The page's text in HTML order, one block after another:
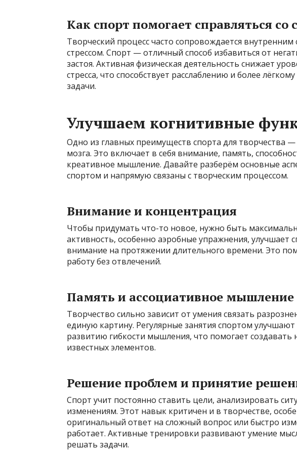
Как спорт помогает справляться со
Творческий процесс часто сопровождается
стрессом. Спорт — отличный способ избавиться от
застоя. Активная физическая деятельность снижает
стресса, что способствует расслаблению и более
задачи.
Улучшаем когнитивные
Одно из главных преимуществ спорта для творчества
мозга. Это включает в себя внимание, память,
креативное мышление. Давайте разберём основные
спортом и напрямую связаны с творческим процессом.
Внимание и концентрация
Чтобы придумать что-то новое, нужно быть
активность, особенно аэробные упражнения, улучшает
внимание на протяжении длительного времени. Это
работу без отвлечений.
Память и ассоциативное мышление
Творчество сильно зависит от умения связать
единую картину. Регулярные занятия спортом
развитию гибкости мышления, что помогает
известных элементов.
Решение проблем и принятие
Спорт учит постоянно ставить цели, анализировать
изменениям. Этот навык критичен и в творчестве,
оригинальный ответ на сложный вопрос или быстро
работает. Активные тренировки развивают умение
решать задачи.